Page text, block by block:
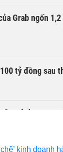
Grab ngốn
tỷ đồng sau
gì đang tạo